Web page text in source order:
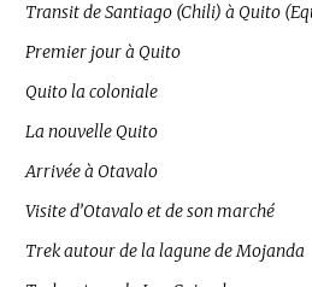
Transit de Santiago (Chili) à Quito
Premier jour à Quito
Quito la coloniale
La nouvelle Quito
Arrivée à Otavalo
Visite d’Otavalo et de son marché
Trek autour de la lagune de Mojanda